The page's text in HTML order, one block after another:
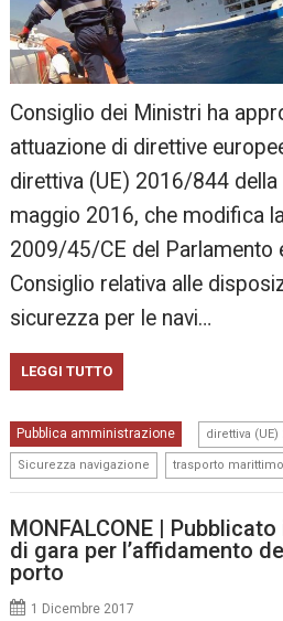
Consiglio dei Ministri ha
attuazione di direttive
direttiva (UE) 2016/844
maggio 2016, che modifica
2009/45/CE del Parlamento
Consiglio relativa alle
sicurezza per le navi…
LEGGI TUTTO
Pubblica amministrazione direttiva (UE)
Sicurezza navigazione trasporto marittimo
MONFALCONE |
di gara per l’affidamento
porto
1 Dicembre 2017